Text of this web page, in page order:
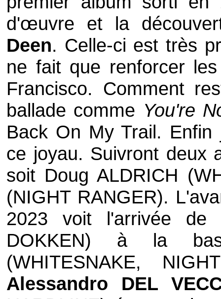
d'œuvre et la
Deen. Celle-ci est très
ne fait que renforcer
Francisco. Comment
ballade comme You're
Back On My Trail. Enfin
ce joyau. Suivront deux
soit Doug ALDRICH (
(NIGHT RANGER).
2023 voit l'arrivée de
DOKKEN) à la
(WHITESNAKE,
Alessandro DEL